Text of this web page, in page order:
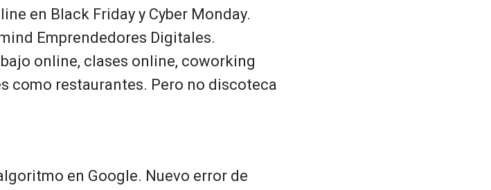
en Black Friday y Cyber Monday.
Emprendedores Digitales.
online, clases online, coworking
como restaurantes. Pero no discoteca
en Google. Nuevo error de